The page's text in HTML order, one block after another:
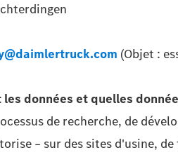
(Objet :
données et quelles
de recherche, de
– sur des sites d'usine,